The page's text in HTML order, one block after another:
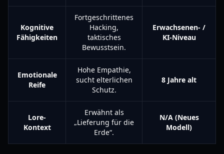
Kognitive
Fähigkeiten
Fortgeschrittenes
Hacking,
taktisches
Bewusstsein.
Erwachsenen- /
KI-Niveau
Emotionale
Reife
Hohe Empathie,
sucht elterlichen
Schutz.
8 Jahre alt
Lore-
Kontext
Erwähnt als
„Lieferung für die
Erde“.
N/A (Neues
Modell)